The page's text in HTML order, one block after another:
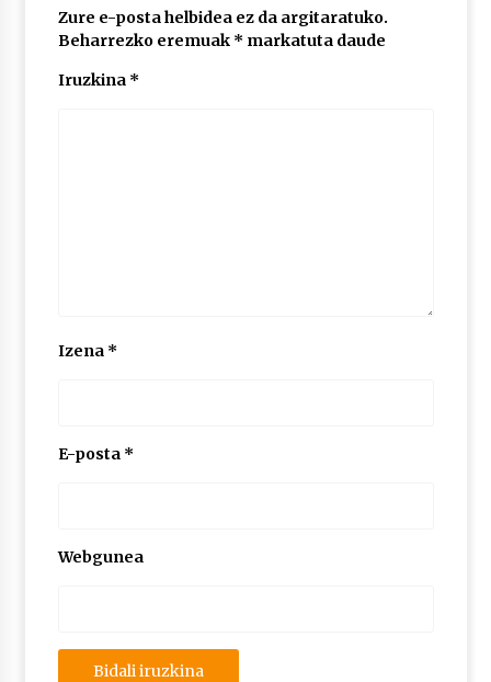
2026/07/03
Zure e-posta helbidea ez da argitaratuko.
Beharrezko eremuak * markatuta daude
Iruzkina *
Izena *
E-posta *
Webgunea